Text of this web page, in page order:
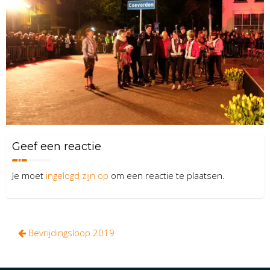
Geef een reactie
Je moet ingelogd zijn op om een reactie te plaatsen.
Bericht
Bevrijdingsloop 2019